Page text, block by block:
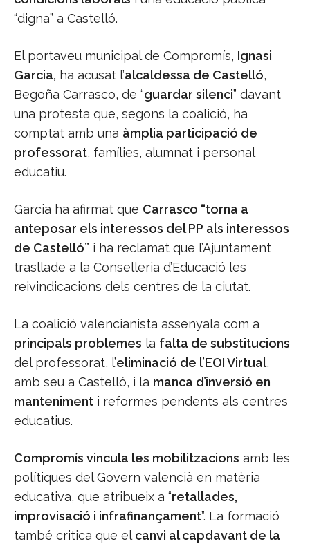
“digna” a Castelló.
El portaveu municipal de Compromís, Ignasi
Garcia, ha acusat l’alcaldessa de Castelló,
Begoña Carrasco, de “guardar silenci” davant
una protesta que, segons la coalició, ha
comptat amb una àmplia participació de
professorat, famílies, alumnat i personal
educatiu.
Garcia ha afirmat que Carrasco “torna a
anteposar els interessos del PP als interessos
de Castelló” i ha reclamat que l’Ajuntament
trasllade a la Conselleria d’Educació les
reivindicacions dels centres de la ciutat.
La coalició valencianista assenyala com a
principals problemes la falta de substitucions
del professorat, l’eliminació de l’EOI Virtual,
amb seu a Castelló, i la manca d’inversió en
manteniment i reformes pendents als centres
educatius.
Compromís vincula les mobilitzacions amb les
polítiques del Govern valencià en matèria
educativa, que atribueix a “retallades,
improvisació i infrafinançament”. La formació
també critica que el canvi al capdavant de la